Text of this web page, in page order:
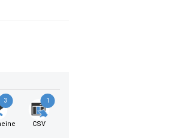
3 1
CSV